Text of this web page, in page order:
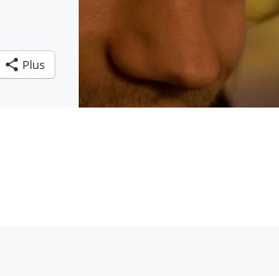
Plus